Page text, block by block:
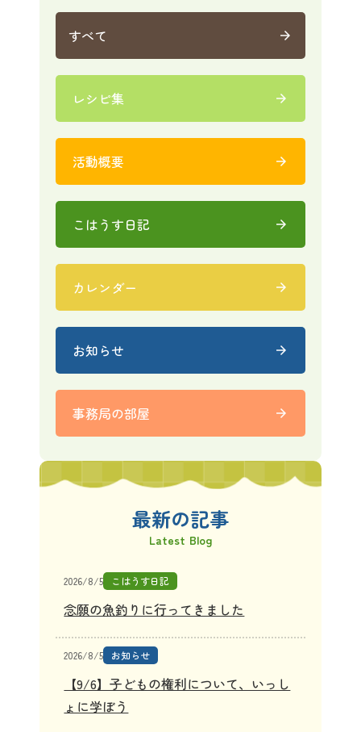
すべて arrow_forward
レシピ集 arrow_forward
活動概要 arrow_forward
こはうす日記 arrow_forward
カレンダー arrow_forward
お知らせ arrow_forward
事務局の部屋 arrow_forward
最新の記事
Latest Blog
2026/8/5 こはうす日記
念願の魚釣りに行ってきました
2026/8/5 お知らせ
【9/6】子どもの権利について、いっし
ょに学ぼう